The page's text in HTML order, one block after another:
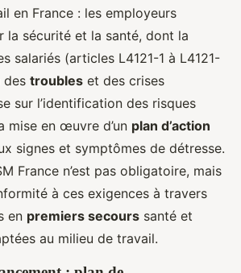
en France : les employeurs
la sécurité et la santé, dont la
salariés (articles L4121-1 à L4121-
des troubles et des crises
sur l’identification des risques
mise en œuvre d’un plan d’action
signes et symptômes de détresse.
France n’est pas obligatoire, mais
à ces exigences à travers
en premiers secours santé et
au milieu de travail.